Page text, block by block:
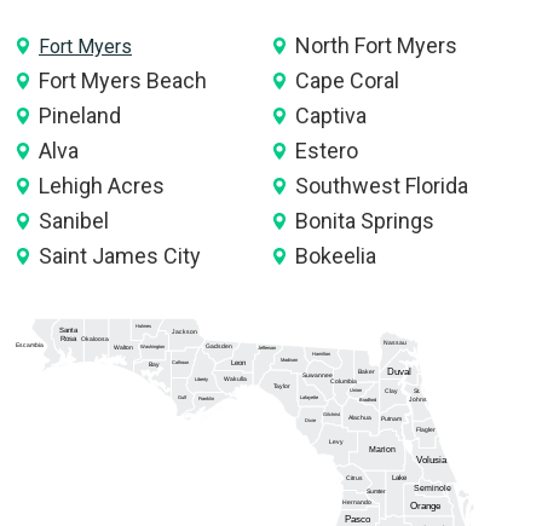
Fort Myers
North Fort Myers
Fort Myers Beach
Cape Coral
Pineland
Captiva
Alva
Estero
Lehigh Acres
Southwest Florida
Sanibel
Bonita Springs
Saint James City
Bokeelia
Alachua
Baker
Bay
Bradford
Calhoun
Citrus
Clay
Columbia
Dixie
Duval
Escambia
Flagler
Franklin
Gadsden
Gilchrist
Gulf
Hamilton
Hernando
Holmes
Jackson
Jefferson
Lafayette
Lake
Leon
Levy
Liberty
Madison
Marion
Nassau
Okaloosa
Orange
Pasco
Putnam
St.
Johns
Santa
Rosa
Seminole
Sumter
Suwannee
Taylor
Union
Volusia
Wakulla
Walton Washington